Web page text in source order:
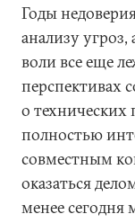
Годы
анализу
воли все еще
перспективах
о технических
полностью
совместным
оказаться
менее сегодня